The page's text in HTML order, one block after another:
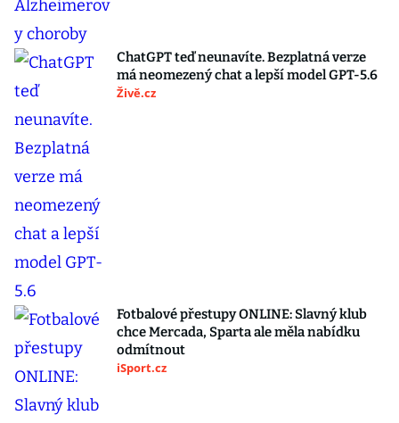
ChatGPT teď neunavíte. Bezplatná verze
má neomezený chat a lepší model GPT-5.6
Živě.cz
Fotbalové přestupy ONLINE: Slavný klub
chce Mercada, Sparta ale měla nabídku
odmítnout
iSport.cz